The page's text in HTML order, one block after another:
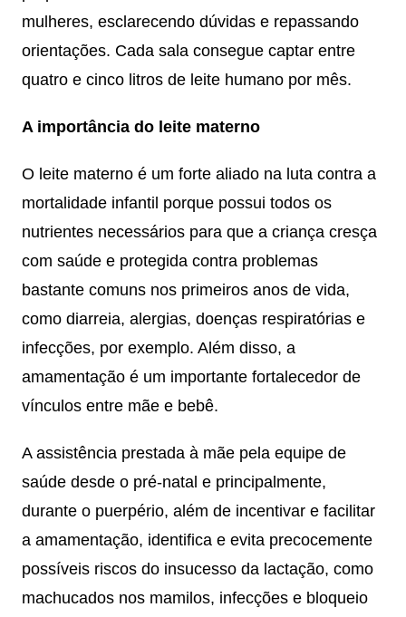
mulheres, esclarecendo dúvidas e repassando
orientações. Cada sala consegue captar entre
quatro e cinco litros de leite humano por mês.
A importância do leite materno
O leite materno é um forte aliado na luta contra a
mortalidade infantil porque possui todos os
nutrientes necessários para que a criança cresça
com saúde e protegida contra problemas
bastante comuns nos primeiros anos de vida,
como diarreia, alergias, doenças respiratórias e
infecções, por exemplo. Além disso, a
amamentação é um importante fortalecedor de
vínculos entre mãe e bebê.
A assistência prestada à mãe pela equipe de
saúde desde o pré-natal e principalmente,
durante o puerpério, além de incentivar e facilitar
a amamentação, identifica e evita precocemente
possíveis riscos do insucesso da lactação, como
machucados nos mamilos, infecções e bloqueio